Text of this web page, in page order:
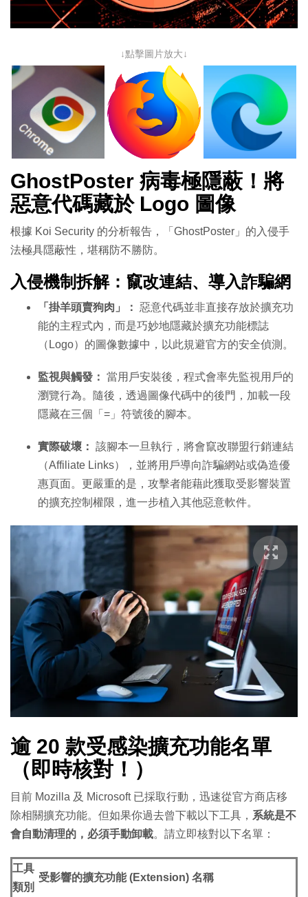
↓點擊圖片放大↓
GhostPoster 病毒極隱蔽！將
惡意代碼藏於 Logo 圖像
根據 Koi Security 的分析報告，「GhostPoster」的入侵手
法極具隱蔽性，堪稱防不勝防。
入侵機制拆解：竄改連結、導入詐騙網
「掛羊頭賣狗肉」： 惡意代碼並非直接存放於擴充功
能的主程式內，而是巧妙地隱藏於擴充功能標誌
（Logo）的圖像數據中，以此規避官方的安全偵測。
監視與觸發： 當用戶安裝後，程式會率先監視用戶的
瀏覽行為。隨後，透過圖像代碼中的後門，加載一段
隱藏在三個「=」符號後的腳本。
實際破壞： 該腳本一旦執行，將會竄改聯盟行銷連結
（Affiliate Links），並將用戶導向詐騙網站或偽造優
惠頁面。更嚴重的是，攻擊者能藉此獲取受影響裝置
的擴充控制權限，進一步植入其他惡意軟件。
逾 20 款受感染擴充功能名單
（即時核對！）
目前 Mozilla 及 Microsoft 已採取行動，迅速從官方商店移
除相關擴充功能。但如果你過去曾下載以下工具， 系統是不
會自動清理的，必須手動卸載。請立即核對以下名單：
工具
類別
受影響的擴充功能 (Extension) 名稱